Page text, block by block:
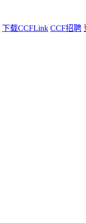
下载CCFLink CCF招聘